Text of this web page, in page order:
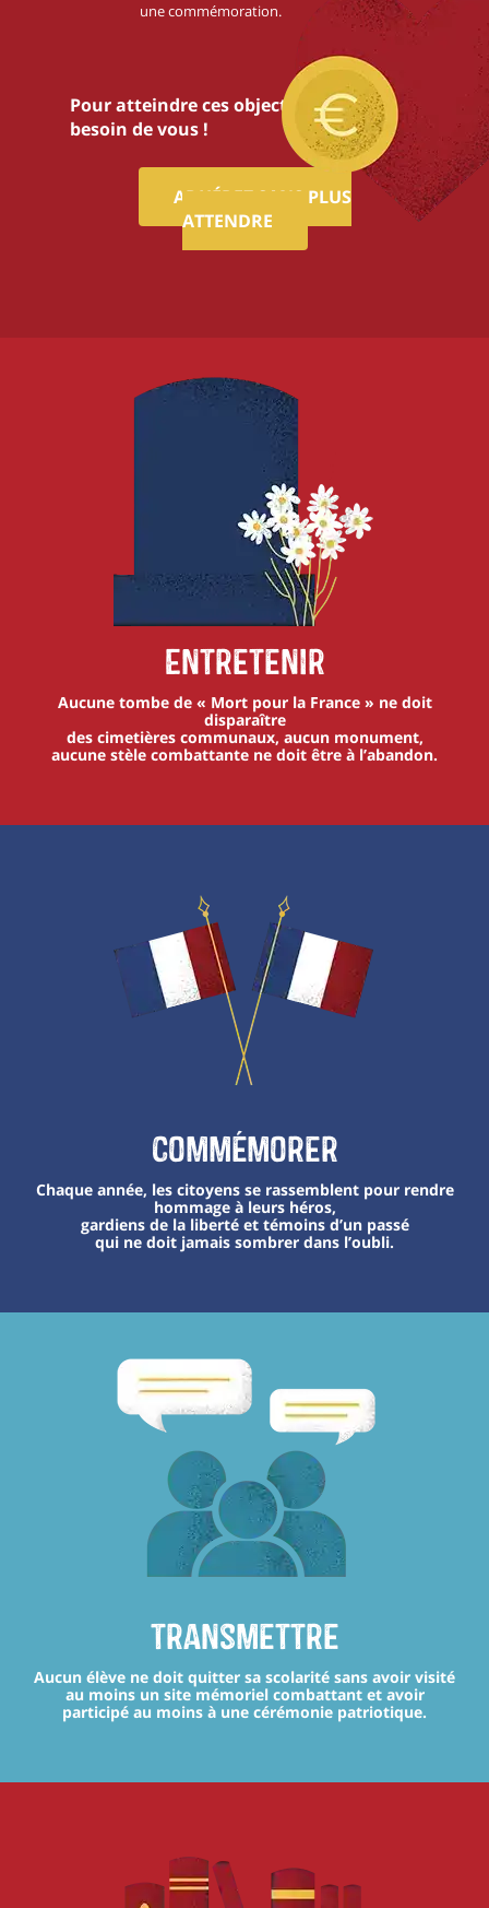
une commémoration.
Pour atteindre ces objectifs,nous avons
besoin de vous !
ADHÉREZ SANS PLUS
ATTENDRE
Entretenir
Aucune tombe de « Mort pour la France » ne doit
disparaître
des cimetières communaux, aucun monument,
aucune stèle combattante ne doit être à l’abandon.
Commémorer
Chaque année, les citoyens se rassemblent pour rendre
hommage à leurs héros,
gardiens de la liberté et témoins d’un passé
qui ne doit jamais sombrer dans l’oubli.
transmettre
Aucun élève ne doit quitter sa scolarité sans avoir visité
au moins un site mémoriel combattant et avoir
participé au moins à une cérémonie patriotique.